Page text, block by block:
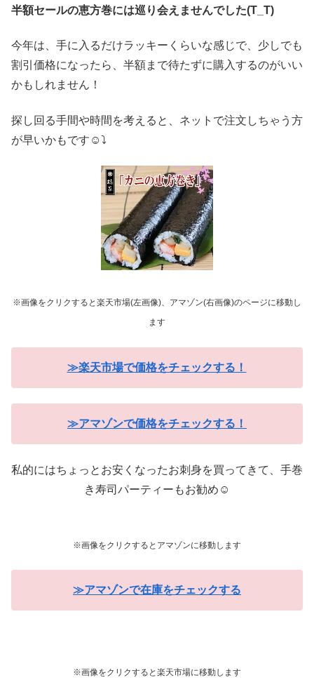
半額セールの恵方巻には巡り会えませんでした(T_T)
今年は、手に入るだけラッキーくらいな感じで、少しでも
割引価格になったら、半額まで待たずに購入するのがいい
かもしれません！
探し回る手間や時間を考えると、ネットで注文しちゃう方
が早いかもです☺⤵
※画像をクリクすると楽天市場(左画像)、アマゾン(右画像)のページに移動し
ます
≫楽天市場で価格をチェックする！
≫アマゾンで価格をチェックする！
私的にはちょっとお安くなったお刺身を買ってきて、手巻
き寿司パーティーもお勧め☺
※画像をクリクするとアマゾンに移動します
≫アマゾンで在庫をチェックする
※画像をクリクすると楽天市場に移動します